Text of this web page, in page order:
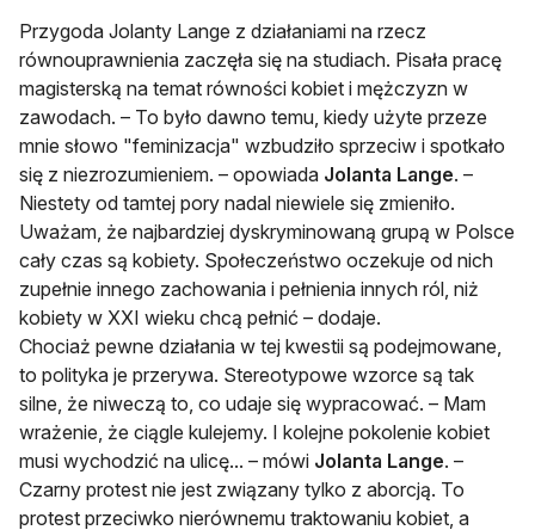
Przygoda Jolanty Lange z działaniami na rzecz
równouprawnienia zaczęła się na studiach. Pisała pracę
magisterską na temat równości kobiet i mężczyzn w
zawodach. – To było dawno temu, kiedy użyte przeze
mnie słowo "feminizacja" wzbudziło sprzeciw i spotkało
się z niezrozumieniem. – opowiada Jolanta Lange. –
Niestety od tamtej pory nadal niewiele się zmieniło.
Uważam, że najbardziej dyskryminowaną grupą w Polsce
cały czas są kobiety. Społeczeństwo oczekuje od nich
zupełnie innego zachowania i pełnienia innych ról, niż
kobiety w XXI wieku chcą pełnić – dodaje.
Chociaż pewne działania w tej kwestii są podejmowane,
to polityka je przerywa. Stereotypowe wzorce są tak
silne, że niweczą to, co udaje się wypracować. – Mam
wrażenie, że ciągle kulejemy. I kolejne pokolenie kobiet
musi wychodzić na ulicę... – mówi Jolanta Lange. –
Czarny protest nie jest związany tylko z aborcją. To
protest przeciwko nierównemu traktowaniu kobiet, a